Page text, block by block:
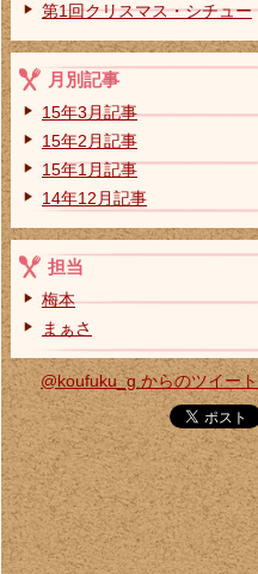
第1回クリスマス・シチュー
月別記事
15年3月記事
15年2月記事
15年1月記事
14年12月記事
担当
梅本
まぁさ
@koufuku_g からのツイート